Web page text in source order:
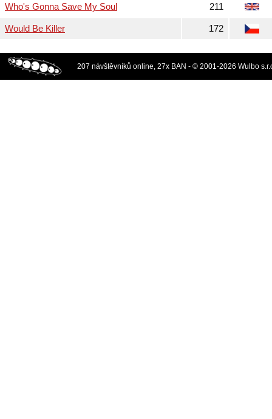
Who's Gonna Save My Soul 211
Would Be Killer 172
207 návštěvníků online, 27x BAN - © 2001-2026 Wulbo